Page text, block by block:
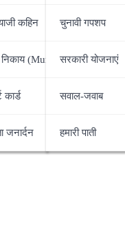
कहिन
(Municipality)
कार्ड
जनार्दन
चुनावी गपशप
सरकारी योजनाएं
सवाल-जवाब
हमारी पाती